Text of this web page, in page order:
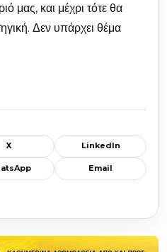
μας, και μέχρι τότε θα
Δεν υπάρχει θέμα
X LinkedIn
Email